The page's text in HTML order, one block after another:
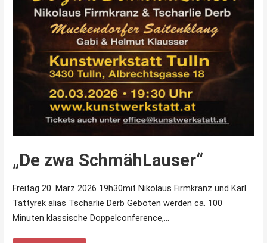
„De zwa SchmähLauser“
Freitag 20. März 2026 19h30mit Nikolaus Firmkranz und Karl
Tattyrek alias Tscharlie Derb Geboten werden ca. 100
Minuten klassische Doppelconference,…